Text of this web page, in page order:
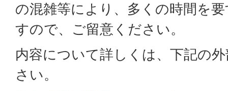
の混雑等により、多くの時間を
すので、ご留意ください。
内容について詳しくは、下記の
さい。